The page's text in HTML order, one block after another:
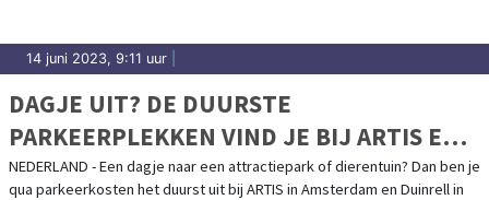
14 juni 2023, 9:11 uur
DAGJE UIT? DE DUURSTE
PARKEERPLEKKEN VIND JE BIJ ARTIS EN
DUINRELL
NEDERLAND - Een dagje naar een attractiepark of dierentuin? Dan ben je
qua parkeerkosten het duurst uit bij ARTIS in Amsterdam en Duinrell in